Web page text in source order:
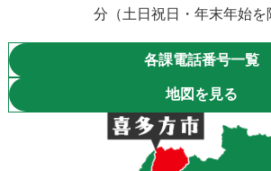
分（土日祝日・年末年始を
各課電話番号一覧
地図を見る